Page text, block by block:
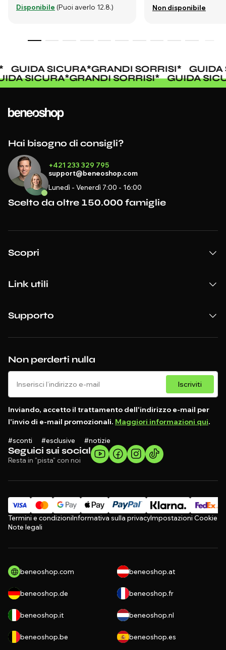
Disponibile (Puoi averlo 12.8.) Non disponibile
GUIDA SICURA*GRANDI SORRISI*
GUIDA
SICURA*GRANDI SORRISI* GUIDA
Seguici sui social
Resta in "pista" con noi
Non perderti nulla
Iscriviti
Inviando, accetto il trattamento dell'indirizzo e-mail per
l'invio di e-mail promozionali. Maggiori informazioni qui.
#sconti #esclusive #notizie
Hai bisogno di consigli?
+421 233 329 795
support@beneoshop.com
Lunedì - Venerdì 7:00 - 16:00
Scelto da oltre 150.000 famiglie
Scopri
Link utili
Supporto
Termini e condizioniInformativa sulla privacyImpostazioni Cookie
Note legali
beneoshop.com beneoshop.at
beneoshop.de beneoshop.fr
beneoshop.it beneoshop.nl
beneoshop.be beneoshop.es